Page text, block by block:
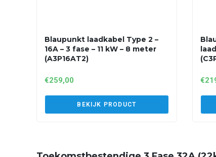
Blaupunkt laadkabel Type 2 –
16A – 3 fase – 11 kW – 8 meter
(A3P16AT2)
€259,00
BEKIJK PRODUCT
€